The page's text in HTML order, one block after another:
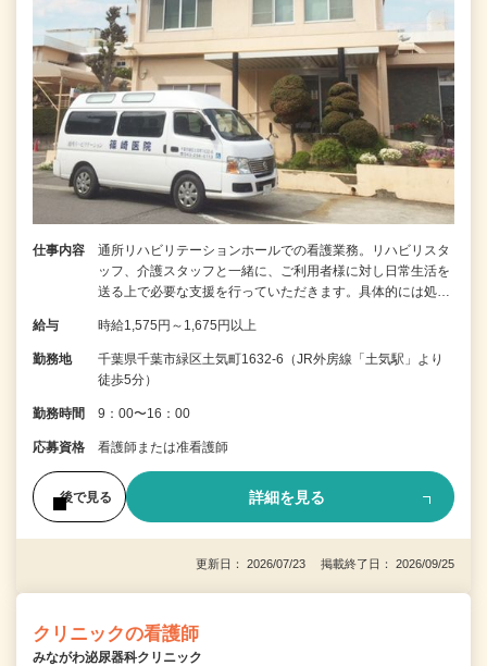
仕事内容
通所リハビリテーションホールでの看護業務。リハビリスタ
ッフ、介護スタッフと一緒に、ご利用者様に対し日常生活を
送る上で必要な支援を行っていただきます。具体的には処…
給与 時給1,575円～1,675円以上
勤務地
千葉県千葉市緑区土気町1632-6（JR外房線「土気駅」より
徒歩5分）
勤務時間 9：00〜16：00
応募資格 看護師または准看護師
後で見る 詳細を見る
更新日： 2026/07/23 掲載終了日： 2026/09/25
クリニックの看護師
みながわ泌尿器科クリニック